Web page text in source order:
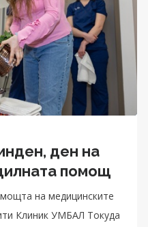
ден на
помощ
на медицинските
Клиник УМБАЛ Токуда